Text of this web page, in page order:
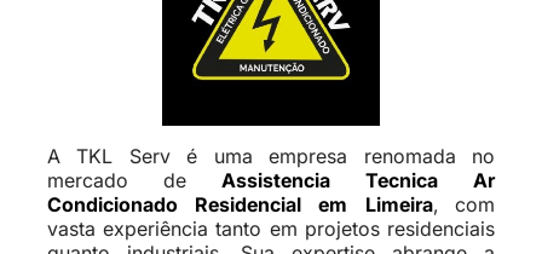
A TKL Serv é uma empresa renomada no
mercado de Assistencia Tecnica Ar
Condicionado Residencial em Limeira, com
vasta experiência tanto em projetos residenciais